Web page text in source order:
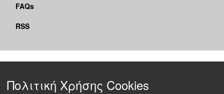
FAQs
RSS
Πολιτική Χρήσης Cookies